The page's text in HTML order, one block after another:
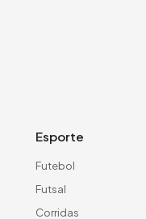
Esporte
Futebol
Futsal
Corridas